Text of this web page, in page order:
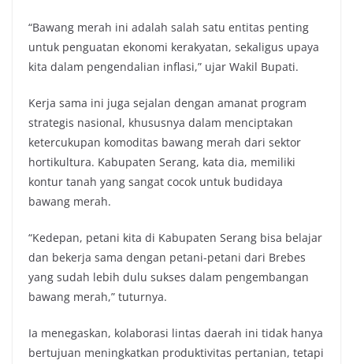
“Bawang merah ini adalah salah satu entitas penting
untuk penguatan ekonomi kerakyatan, sekaligus upaya
kita dalam pengendalian inflasi,” ujar Wakil Bupati.
Kerja sama ini juga sejalan dengan amanat program
strategis nasional, khususnya dalam menciptakan
ketercukupan komoditas bawang merah dari sektor
hortikultura. Kabupaten Serang, kata dia, memiliki
kontur tanah yang sangat cocok untuk budidaya
bawang merah.
“Kedepan, petani kita di Kabupaten Serang bisa belajar
dan bekerja sama dengan petani-petani dari Brebes
yang sudah lebih dulu sukses dalam pengembangan
bawang merah,” tuturnya.
Ia menegaskan, kolaborasi lintas daerah ini tidak hanya
bertujuan meningkatkan produktivitas pertanian, tetapi